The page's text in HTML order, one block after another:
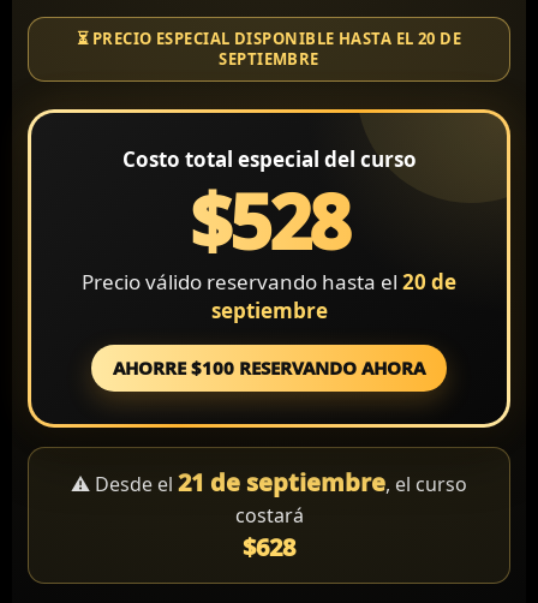
⏳ PRECIO ESPECIAL DISPONIBLE HASTA EL 20 DE
SEPTIEMBRE
Costo total especial del curso
$528
Precio válido reservando hasta el 20 de
septiembre
AHORRE $100 RESERVANDO AHORA
⚠️ Desde el 21 de septiembre, el curso
costará
$628